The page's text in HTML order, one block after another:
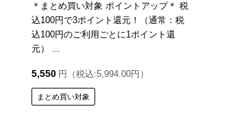
＊まとめ買い対象 ポイントアップ＊ 税
込100円で3ポイント還元！（通常：税
込100円のご利用ごとに1ポイント還
元） ...
5,550 円（税込:5,994.00円）
まとめ買い対象